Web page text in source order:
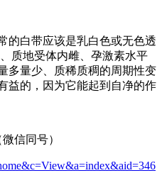
的白带应该是乳白色或无色透
质地受体内雌、孕激素水平
多量少、质稀质稠的周期性变
益的，因为它能起到自净的作
信同号）